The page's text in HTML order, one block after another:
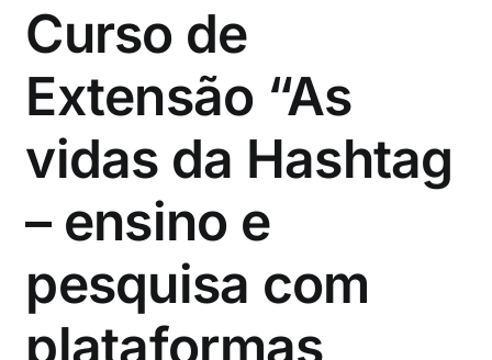
Curso de
Extensão “As
vidas da Hashtag
– ensino e
pesquisa com
plataformas